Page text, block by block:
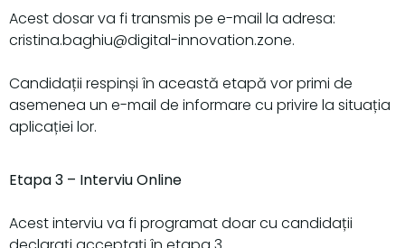
Acest dosar va fi transmis pe e-mail la adresa:
cristina.baghiu@digital-innovation.zone.
Candidații respinși în această etapă vor primi de
asemenea un e-mail de informare cu privire la situația
aplicației lor.
Etapa 3 – Interviu Online
Acest interviu va fi programat doar cu candidații